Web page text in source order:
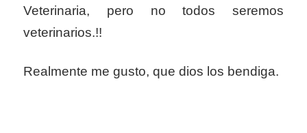
Veterinaria, pero no todos seremos
veterinarios.!!
Realmente me gusto, que dios los bendiga.